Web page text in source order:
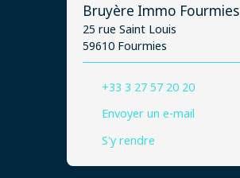
Bruyère Immo Fourmies
25 rue Saint Louis
59610 Fourmies
+33 3 27 57 20 20
Envoyer un e-mail
S'y rendre